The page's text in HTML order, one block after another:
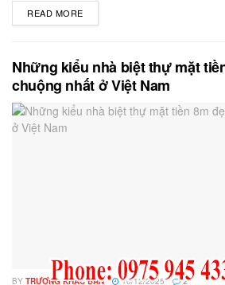
READ MORE
Những kiểu nhà biệt thự mặt
chuộng nhất ở Việt Nam
BY TRƯƠNG KHẮC BẢN 10/12/2025 2